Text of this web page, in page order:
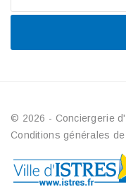
© 2026 - Conciergerie
Conditions générales